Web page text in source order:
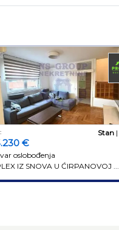
€
Stan|
oslobođenja
IZ SNOVA U ĆIRPANOVOJ ...